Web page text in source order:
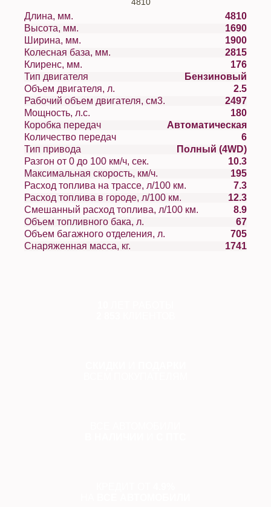
Длина, мм.
4810
Высота, мм.
1690
Ширина, мм.
1900
Колесная база, мм.
2815
Клиренс, мм.
176
Тип двигателя
Бензиновый
Объем двигателя, л.
2.5
Рабочий объем двигателя, см3.
2497
Мощность, л.с.
180
Коробка передач
Автоматическая
Количество передач
6
Тип привода
Полный (4WD)
Разгон от 0 до 100 км/ч, сек.
10.3
Максимальная скорость, км/ч.
195
Расход топлива на трассе, л/100 км.
7.3
Расход топлива в городе, л/100 км.
12.3
Смешанный расход топлива, л/100 км.
8.9
Объем топливного бака, л.
67
Объем багажного отделения, л.
705
Снаряженная масса, кг.
1741